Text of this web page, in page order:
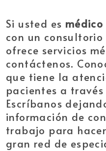
Si usted es
con un
ofrece servicios
contáctenos.
que tiene la
pacientes a
Escríbanos
información de
trabajo para
gran red de